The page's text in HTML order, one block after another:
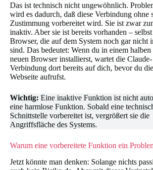
Das ist technisch nicht ungewöhnlich.
wird es dadurch, daß diese Verbindung ohne
Zustimmung vorbereitet wird. Sie ist zwar
inaktiv. Aber sie ist bereits vorhanden –
Browser, die auf dem System noch gar nicht
sind. Das bedeutet: Wenn du in einem halben
neuen Browser installierst, wartet die Claude-
Verbindung dort bereits auf dich, bevor du
Webseite aufrufst.
Wichtig: Eine inaktive Funktion ist nicht
eine harmlose Funktion. Sobald eine
Schnittstelle vorbereitet ist, vergrößert sie die
Angriffsfläche des Systems.
Warum eine vorbereitete Funktion ein
Jetzt könnte man denken: Solange nichts